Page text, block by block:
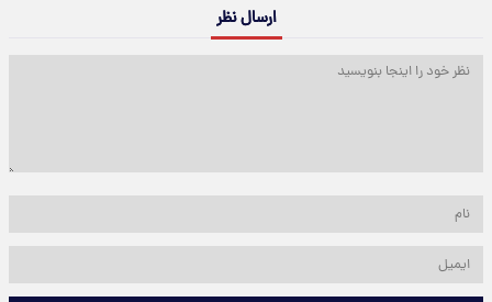
ارسال نظر